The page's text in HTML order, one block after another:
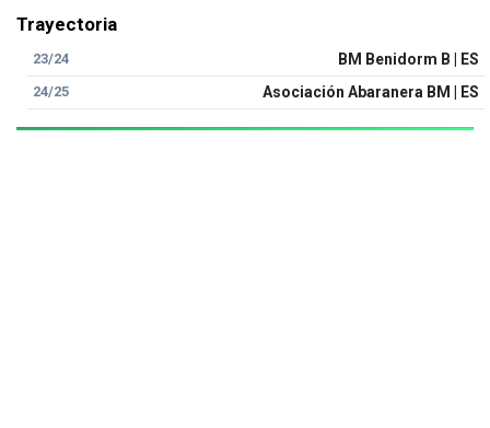
Trayectoria
23/24 BM Benidorm B | ES
24/25 Asociación Abaranera BM | ES